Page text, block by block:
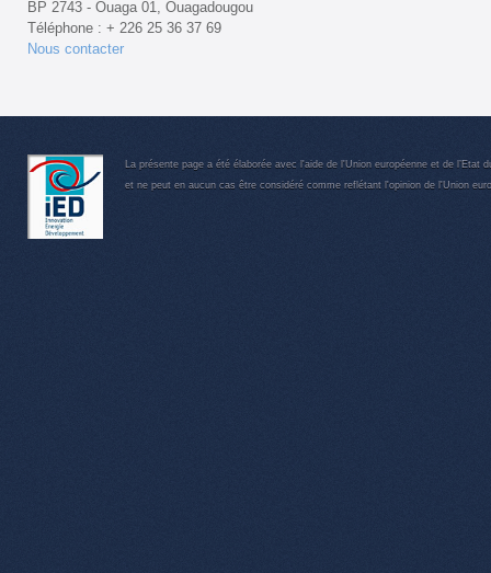
BP 2743 - Ouaga 01, Ouagadougou
Téléphone : + 226 25 36 37 69
Nous contacter
La présente page a été élaborée avec l'aide de l'Union européenne et de
et ne peut en aucun cas être considéré comme reflétant l'opinion de l'Union